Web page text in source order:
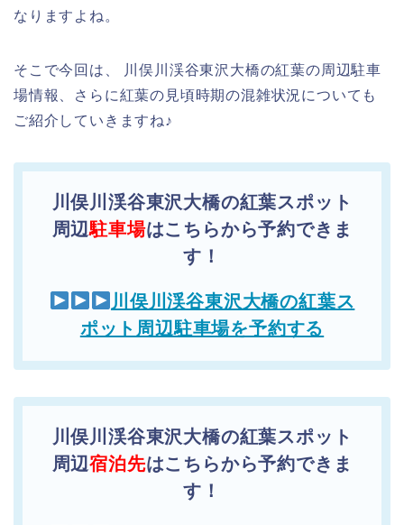
なりますよね。
そこで今回は、 川俣川渓谷東沢大橋の紅葉の周辺駐車
場情報、さらに紅葉の見頃時期の混雑状況についても
ご紹介していきますね♪
川俣川渓谷東沢大橋の紅葉スポット
周辺駐車場はこちらから予約できま
す！
川俣川渓谷東沢大橋の紅葉ス
ポット周辺駐車場を予約する
川俣川渓谷東沢大橋の紅葉スポット
周辺宿泊先はこちらから予約できま
す！